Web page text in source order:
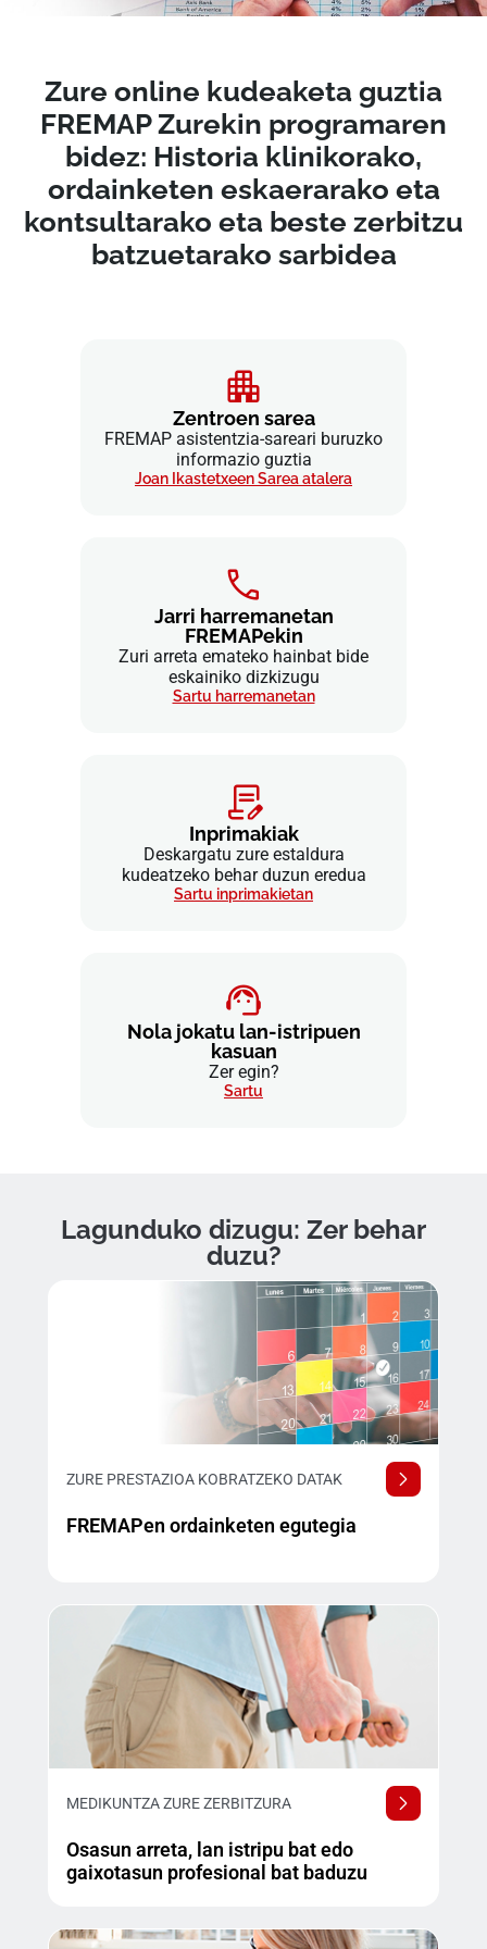
Zure online kudeaketa guztia
FREMAP Zurekin programaren
bidez: Historia klinikorako,
ordainketen eskaerarako eta
kontsultarako eta beste zerbitzu
batzuetarako sarbidea
Zentroen sarea
FREMAP asistentzia-sareari buruzko
informazio guztia
Joan Ikastetxeen Sarea atalera
Jarri harremanetan
FREMAPekin
Zuri arreta emateko hainbat bide
eskainiko dizkizugu
Sartu harremanetan
Inprimakiak
Deskargatu zure estaldura
kudeatzeko behar duzun eredua
Sartu inprimakietan
Nola jokatu lan-istripuen
kasuan
Zer egin?
Sartu
Lagunduko dizugu: Zer behar
duzu?
ZURE PRESTAZIOA KOBRATZEKO DATAK
FREMAPen ordainketen egutegia
MEDIKUNTZA ZURE ZERBITZURA
Osasun arreta, lan istripu bat edo
gaixotasun profesional bat baduzu